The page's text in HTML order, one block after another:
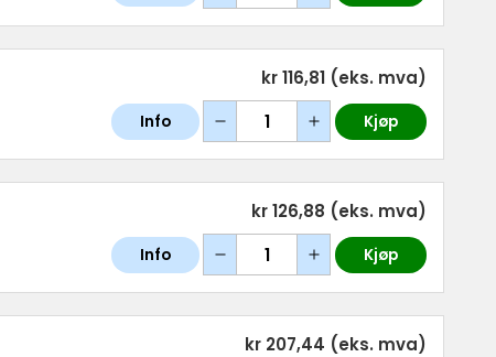
kr 116,81 (eks. mva)
Info Kjøp
kr 126,88 (eks. mva)
Info Kjøp
kr 207,44 (eks. mva)